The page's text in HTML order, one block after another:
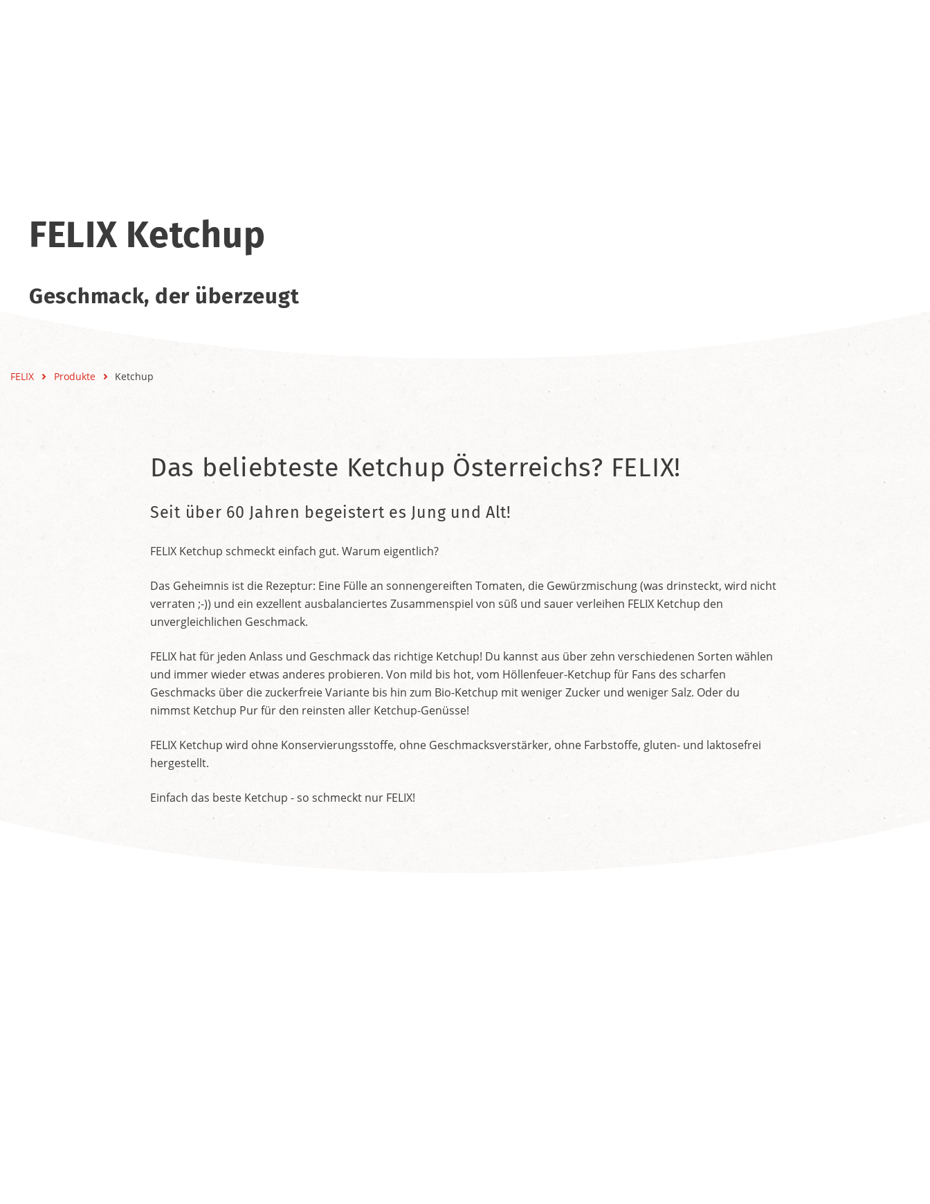
FELIX Ketchup
Geschmack, der überzeugt
FELIX Produkte Ketchup
Das beliebteste Ketchup Österreichs? FELIX!
Seit über 60 Jahren begeistert es Jung und Alt!
FELIX Ketchup schmeckt einfach gut. Warum eigentlich?
Das Geheimnis ist die Rezeptur: Eine Fülle an sonnengereiften Tomaten, die Gewürzmischung (was drinsteckt, wird nicht
verraten ;-)) und ein exzellent ausbalanciertes Zusammenspiel von süß und sauer verleihen FELIX Ketchup den
unvergleichlichen Geschmack.
FELIX hat für jeden Anlass und Geschmack das richtige Ketchup! Du kannst aus über zehn verschiedenen Sorten wählen
und immer wieder etwas anderes probieren. Von mild bis hot, vom Höllenfeuer-Ketchup für Fans des scharfen
Geschmacks über die zuckerfreie Variante bis hin zum Bio-Ketchup mit weniger Zucker und weniger Salz. Oder du
nimmst Ketchup Pur für den reinsten aller Ketchup-Genüsse!
FELIX Ketchup wird ohne Konservierungsstoffe, ohne Geschmacksverstärker, ohne Farbstoffe, gluten- und laktosefrei
hergestellt.
Einfach das beste Ketchup - so schmeckt nur FELIX!